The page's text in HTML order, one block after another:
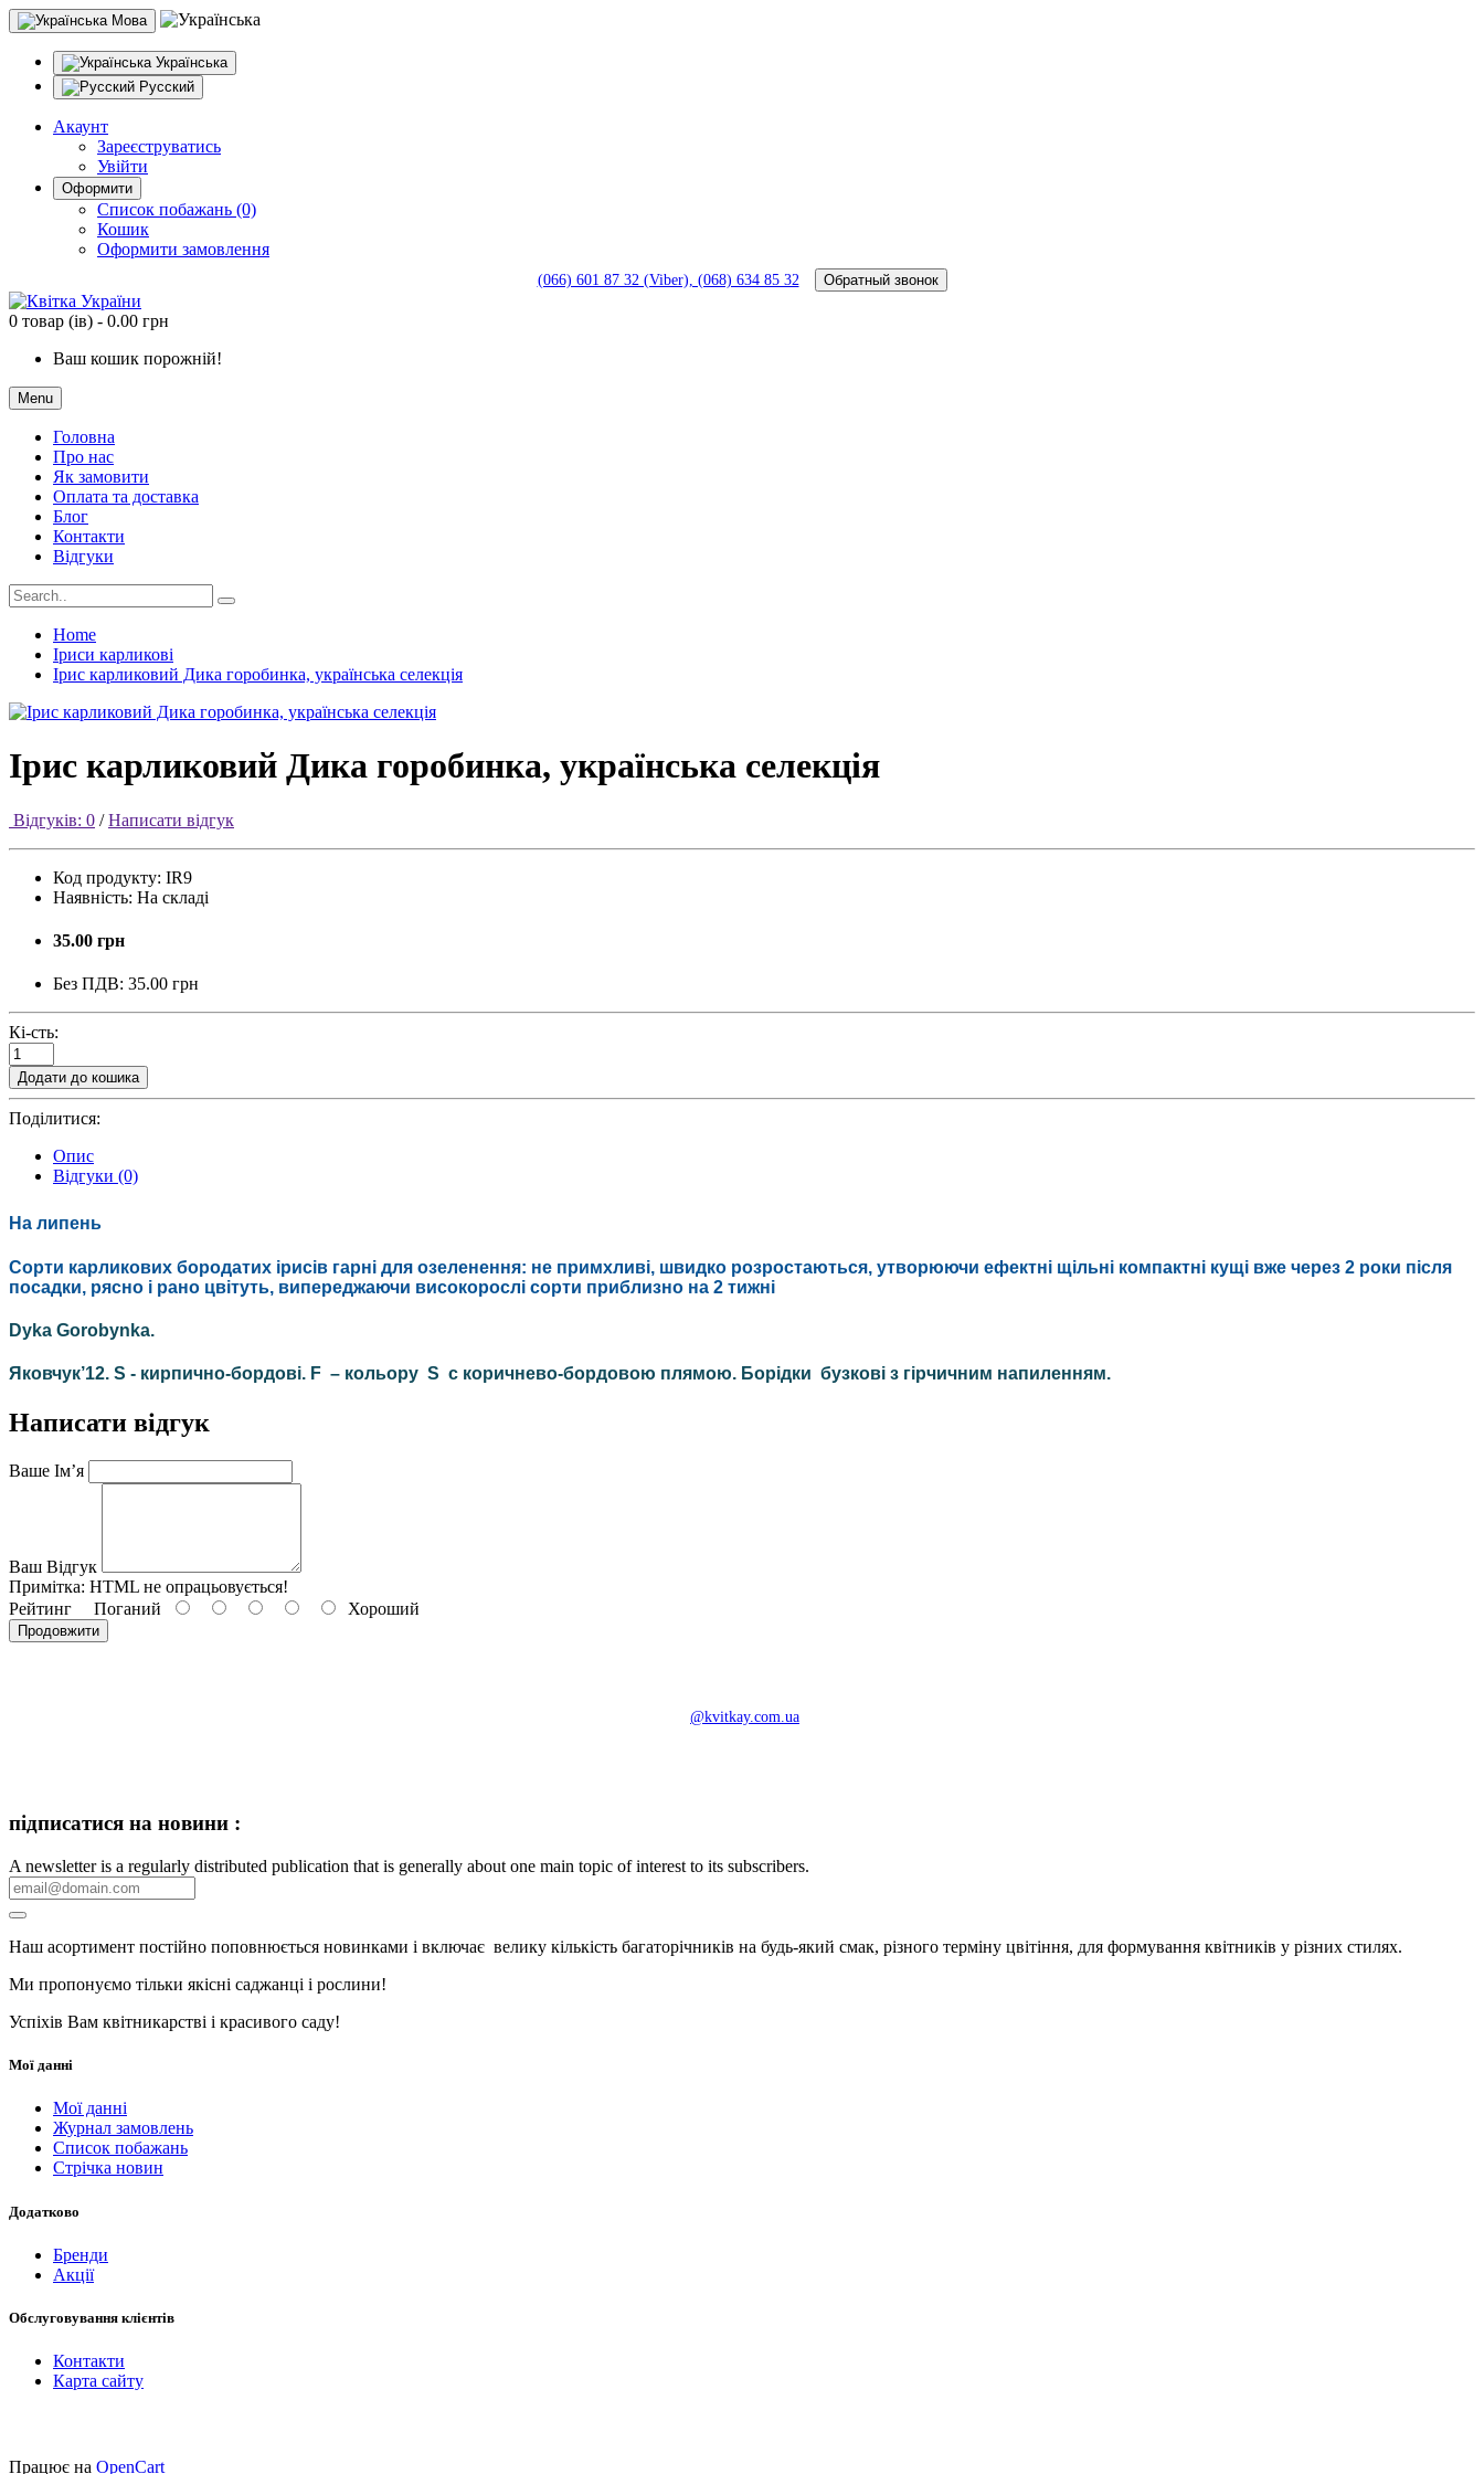
Мова
Українська
Русский
Акаунт
Зареєструватись
Увійти
Оформити
Список побажань (0)
Кошик
Оформити замовлення
(066) 601 87 32 (Viber), (068) 634 85 32 Обратный звонок
0 товар (ів) - 0.00 грн
Ваш кошик порожній!
Menu
Головна
Про нас
Як замовити
Оплата та доставка
Блог
Контакти
Відгуки
Home
Іриси карликові
Ірис карликовий Дика горобинка, українська селекція
Ірис карликовий Дика горобинка, українська селекція
Відгуків: 0 /Написати відгук
Код продукту: IR9
Наявність: На складі
35.00 грн
Без ПДВ: 35.00 грн
Кі-сть:
Додати до кошика
Поділитися:
Опис
Відгуки (0)
На липень
Сорти карликових бородатих ірисів гарні для озеленення: не примхливі, швидко розростаються, утворюючи ефектні щільні компактні кущі вже через 2 роки після
посадки, рясно і рано цвітуть, випереджаючи високорослі сорти приблизно на 2 тижні
Dyka Gorobynka.
Яковчук’12. S - кирпично-бордові. F – кольору S с коричнево-бордовою плямою. Борідки бузкові з гірчичним напиленням.
Написати відгук
Ваше Ім’я
Ваш Відгук
Примітка: HTML не опрацьовується!
Рейтинг Поганий Хороший
Продовжити
@kvitkay.com.ua
підписатися на новини :
A newsletter is a regularly distributed publication that is generally about one main topic of interest to its subscribers.
Наш асортимент постійно поповнюється новинками і включає велику кількість багаторічників на будь-який смак, різного терміну цвітіння, для формування квітників у різних стилях.
Ми пропонуємо тільки якісні саджанці і рослини!
Успіхів Вам квітникарстві і красивого саду!
Мої данні
Мої данні
Журнал замовлень
Список побажань
Стрічка новин
Додатково
Бренди
Акції
Обслуговування клієнтів
Контакти
Карта сайту
Працює на OpenCart